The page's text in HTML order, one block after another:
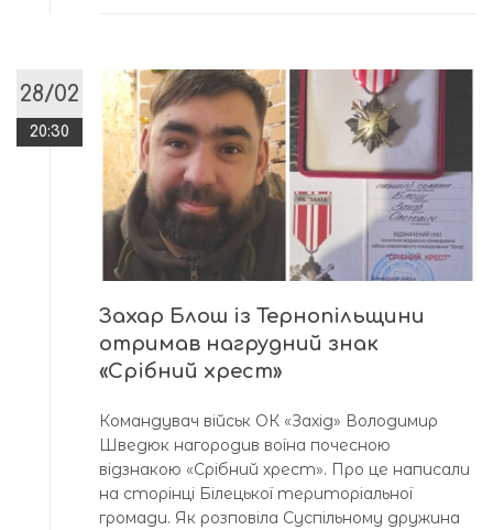
28/02
20:30
Захар Блош із Тернопільщини
отримав нагрудний знак
«Срібний хрест»
Командувач військ ОК «Захід» Володимир
Шведюк нагородив воїна почесною
відзнакою «Срібний хрест». Про це написали
на сторінці Білецької територіальної
громади. Як розповіла Суспільному дружина